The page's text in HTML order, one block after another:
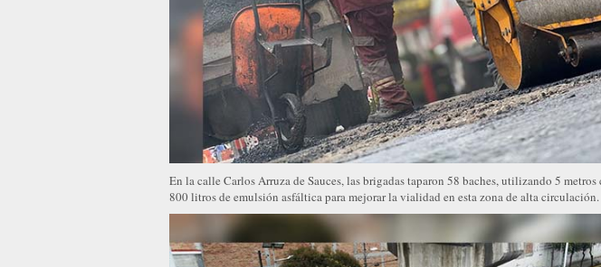
En la calle Carlos Arruza de Sauces, las brigadas taparon 58 baches, utilizando 5
800 litros de emulsión asfáltica para mejorar la vialidad en esta zona de alta circulación.